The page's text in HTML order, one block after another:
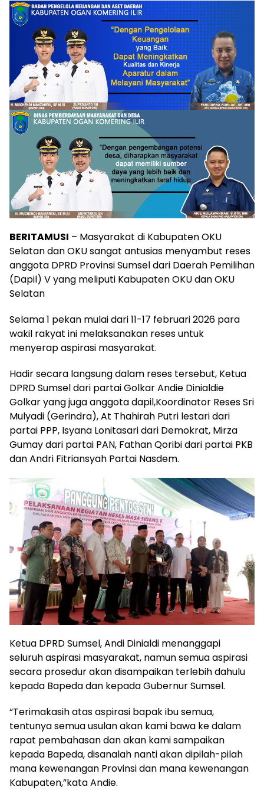
BERITAMUSI – Masyarakat di Kabupaten OKU
Selatan dan OKU sangat antusias menyambut reses
anggota DPRD Provinsi Sumsel dari Daerah Pemilihan
(Dapil) V yang meliputi Kabupaten OKU dan OKU
Selatan
Selama 1 pekan mulai dari 11-17 februari 2026 para
wakil rakyat ini melaksanakan reses untuk
menyerap aspirasi masyarakat.
Hadir secara langsung dalam reses tersebut, Ketua
DPRD Sumsel dari partai Golkar Andie Dinialdie
Golkar yang juga anggota dapil,Koordinator Reses Sri
Mulyadi (Gerindra), At Thahirah Putri lestari dari
partai PPP, Isyana Lonitasari dari Demokrat, Mirza
Gumay dari partai PAN, Fathan Qoribi dari partai PKB
dan Andri Fitriansyah Partai Nasdem.
Ketua DPRD Sumsel, Andi Dinialdi menanggapi
seluruh aspirasi masyarakat, namun semua aspirasi
secara prosedur akan disampaikan terlebih dahulu
kepada Bapeda dan kepada Gubernur Sumsel.
“Terimakasih atas aspirasi bapak ibu semua,
tentunya semua usulan akan kami bawa ke dalam
rapat pembahasan dan akan kami sampaikan
kepada Bapeda, disanalah nanti akan dipilah-pilah
mana kewenangan Provinsi dan mana kewenangan
Kabupaten,”kata Andie.